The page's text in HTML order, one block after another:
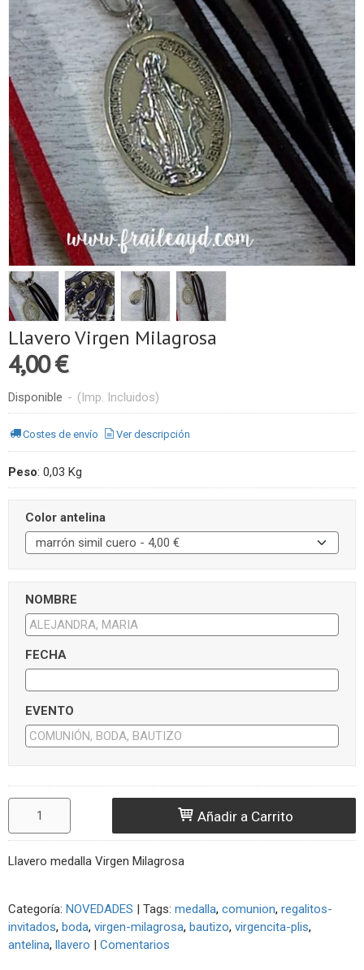
Llavero Virgen Milagrosa
4,00 €
Disponible - (Imp. Incluidos)
Costes de envío Ver descripción
Peso: 0,03 Kg
Color antelina
NOMBRE
FECHA
EVENTO
Añadir a Carrito
Llavero medalla Virgen Milagrosa
Categoría: NOVEDADES Tags: medalla comunion regalitos-
invitados boda virgen-milagrosa bautizo virgencita-plis
antelina
llavero Comentarios